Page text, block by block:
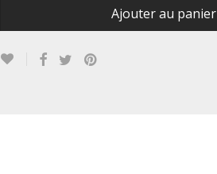
Ajouter au panier